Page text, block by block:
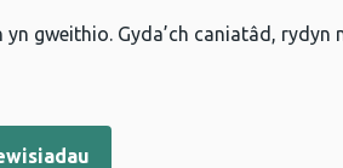
gweithio. Gyda’ch caniatâd,